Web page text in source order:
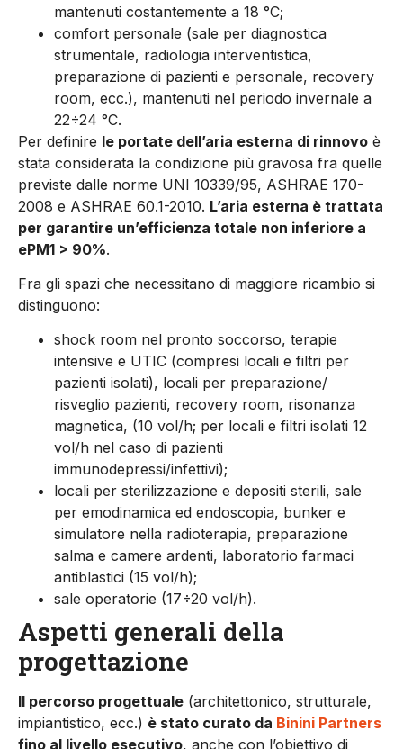
mantenuti costantemente a 18 °C;
comfort personale (sale per diagnostica
strumentale, radiologia interventistica,
preparazione di pazienti e personale, recovery
room, ecc.), mantenuti nel periodo invernale a
22÷24 °C.
Per definire le portate dell’aria esterna di rinnovo è
stata considerata la condizione più gravosa fra quelle
previste dalle norme UNI 10339/95, ASHRAE 170-
2008 e ASHRAE 60.1-2010. L’aria esterna è trattata
per garantire un’efficienza totale non inferiore a
ePM1 > 90%.
Fra gli spazi che necessitano di maggiore ricambio si
distinguono:
shock room nel pronto soccorso, terapie
intensive e UTIC (compresi locali e filtri per
pazienti isolati), locali per preparazione/
risveglio pazienti, recovery room, risonanza
magnetica, (10 vol/h; per locali e filtri isolati 12
vol/h nel caso di pazienti
immunodepressi/infettivi);
locali per sterilizzazione e depositi sterili, sale
per emodinamica ed endoscopia, bunker e
simulatore nella radioterapia, preparazione
salma e camere ardenti, laboratorio farmaci
antiblastici (15 vol/h);
sale operatorie (17÷20 vol/h).
Aspetti generali della
progettazione
Il percorso progettuale (architettonico, strutturale,
impiantistico, ecc.) è stato curato da Binini Partners
fino al livello esecutivo, anche con l’obiettivo di